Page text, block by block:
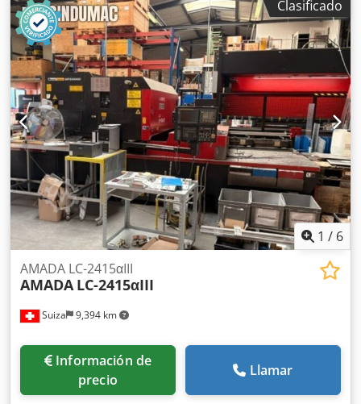
Clasificado
1 / 6
Suiza 9,394 km
AMADA LC-2415αIII
AMADA LC-2415αIII
Información de
precio
Llamar